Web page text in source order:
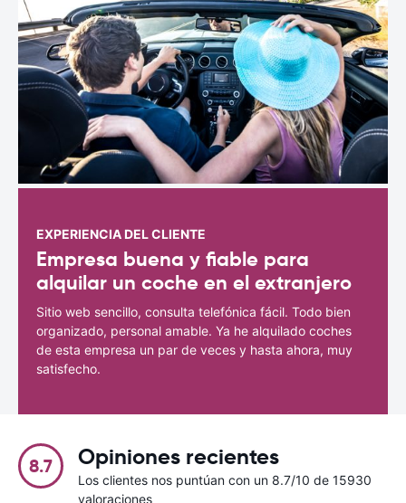
EXPERIENCIA DEL CLIENTE
Empresa buena y fiable para
alquilar un coche en el extranjero
Sitio web sencillo, consulta telefónica fácil. Todo bien
organizado, personal amable. Ya he alquilado coches
de esta empresa un par de veces y hasta ahora, muy
satisfecho.
8.7 Opiniones recientes
Los clientes nos puntúan con un 8.7/10 de 15930
valoraciones